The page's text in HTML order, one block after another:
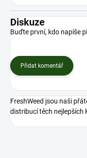
Diskuze
Buďte první, kdo napíše
Přidat komentář
FreshWeed jsou naši
distribucí těch nejlepších